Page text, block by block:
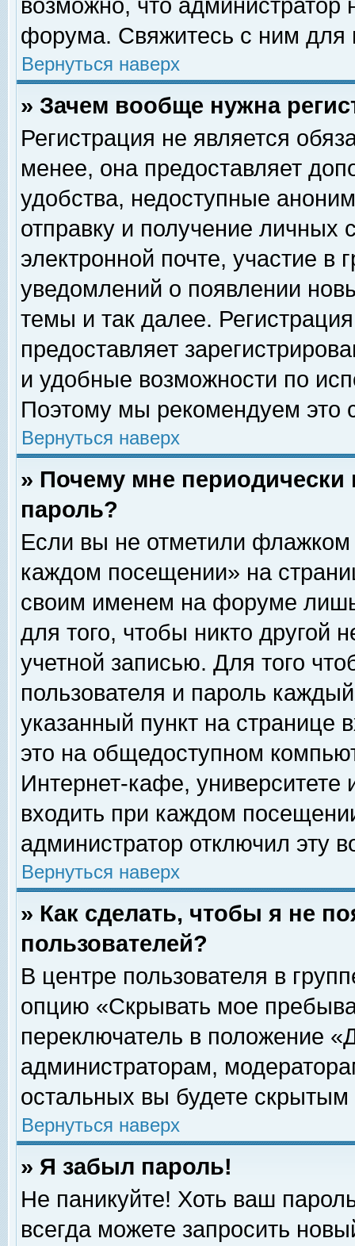
возможно, что
форума. Свяжитесь с ним для
Вернуться наверх
» Зачем вообще нужна
Регистрация не является
менее, она предоставляет
удобства, недоступные
отправку и получение личных
электронной почте, участие в
уведомлений о появлении
темы и так далее.
предоставляет
и удобные возможности по
Поэтому мы рекомендуем это
Вернуться наверх
» Почему мне
пароль?
Если вы не отметили флажком
каждом посещении» на
своим именем на форуме
для того, чтобы никто другой
учетной записью. Для того
пользователя и пароль
указанный пункт на
это на общедоступном
Интернет-кафе, университете
входить при каждом
администратор отключил эту
Вернуться наверх
» Как сделать, чтобы я не
пользователей?
В центре пользователя в
опцию «Скрывать мое
переключатель в положение
администраторам,
остальных вы будете скрытым
Вернуться наверх
» Я забыл пароль!
Не паникуйте! Хоть ваш
всегда можете запросить